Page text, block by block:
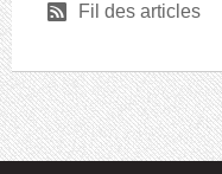
r Fil des articles